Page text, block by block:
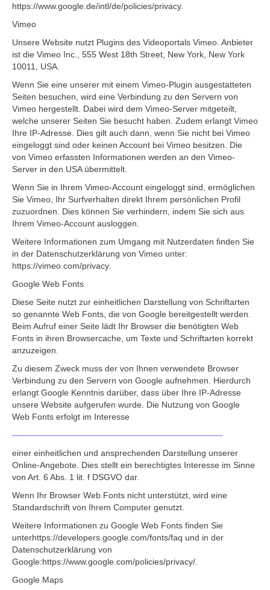
https://www.google.de/intl/de/policies/privacy.
Vimeo
Unsere Website nutzt Plugins des Videoportals Vimeo. Anbieter
ist die Vimeo Inc., 555 West 18th Street, New York, New York
10011, USA.
Wenn Sie eine unserer mit einem Vimeo-Plugin ausgestatteten
Seiten besuchen, wird eine Verbindung zu den Servern von
Vimeo hergestellt. Dabei wird dem Vimeo-Server mitgeteilt,
welche unserer Seiten Sie besucht haben. Zudem erlangt Vimeo
Ihre IP-Adresse. Dies gilt auch dann, wenn Sie nicht bei Vimeo
eingeloggt sind oder keinen Account bei Vimeo besitzen. Die
von Vimeo erfassten Informationen werden an den Vimeo-
Server in den USA übermittelt.
Wenn Sie in Ihrem Vimeo-Account eingeloggt sind, ermöglichen
Sie Vimeo, Ihr Surfverhalten direkt Ihrem persönlichen Profil
zuzuordnen. Dies können Sie verhindern, indem Sie sich aus
Ihrem Vimeo-Account ausloggen.
Weitere Informationen zum Umgang mit Nutzerdaten finden Sie
in der Datenschutzerklärung von Vimeo unter:
https://vimeo.com/privacy.
Google Web Fonts
Diese Seite nutzt zur einheitlichen Darstellung von Schriftarten
so genannte Web Fonts, die von Google bereitgestellt werden.
Beim Aufruf einer Seite lädt Ihr Browser die benötigten Web
Fonts in ihren Browsercache, um Texte und Schriftarten korrekt
anzuzeigen.
Zu diesem Zweck muss der von Ihnen verwendete Browser
Verbindung zu den Servern von Google aufnehmen. Hierdurch
erlangt Google Kenntnis darüber, dass über Ihre IP-Adresse
unsere Website aufgerufen wurde. Die Nutzung von Google
Web Fonts erfolgt im Interesse
einer einheitlichen und ansprechenden Darstellung unserer
Online-Angebote. Dies stellt ein berechtigtes Interesse im Sinne
von Art. 6 Abs. 1 lit. f DSGVO dar.
Wenn Ihr Browser Web Fonts nicht unterstützt, wird eine
Standardschrift von Ihrem Computer genutzt.
Weitere Informationen zu Google Web Fonts finden Sie
unterhttps://developers.google.com/fonts/faq und in der
Datenschutzerklärung von
Google:https://www.google.com/policies/privacy/.
Google Maps